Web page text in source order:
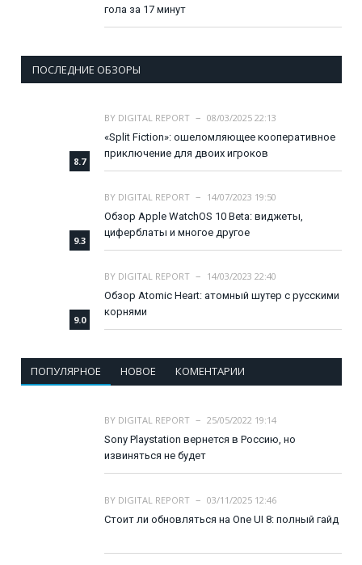
гола за 17 минут
ПОСЛЕДНИЕ ОБЗОРЫ
8.7
BY DIGITAL REPORT
08/03/2025 22:13
«Split Fiction»: ошеломляющее кооперативное
приключение для двоих игроков
9.3
BY DIGITAL REPORT
14/07/2023 19:50
Обзор Apple WatchOS 10 Beta: виджеты,
циферблаты и многое другое
9.0
BY DIGITAL REPORT
14/03/2023 22:40
Обзор Atomic Heart: атомный шутер с русскими
корнями
ПОПУЛЯРНОЕ НОВОЕ КОМЕНТАРИИ
BY DIGITAL REPORT
25/05/2022 19:14
Sony Playstation вернется в Россию, но
извиняться не будет
BY DIGITAL REPORT
03/11/2025 12:46
Стоит ли обновляться на One UI 8: полный гайд